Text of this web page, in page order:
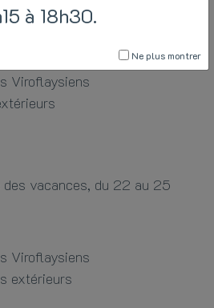
vacances, du 14 au 18
Viroflaysiens
des vacances, du 22 au 25
Viroflaysiens
extérieurs
à 18h30.
Ne plus montrer